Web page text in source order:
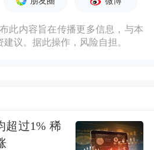
群体正呈现明显低龄
年通过违规渠道随意
胁。
会的未来，青春不能
此内容旨在传播更多信息，与本
议。据此操作，风险自担。
超过1% 稀